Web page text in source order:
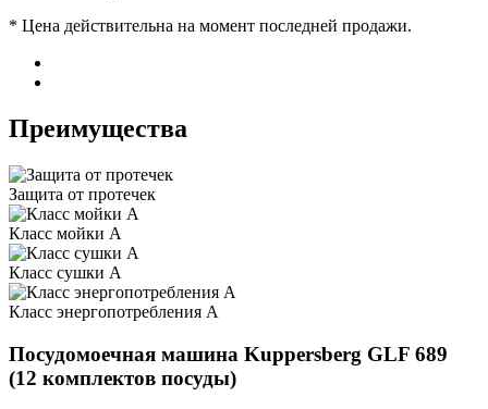
* Цена действительна на момент последней продажи.
Преимущества
Защита от протечек
Класс мойки A
Класс сушки A
Класс энергопотребления A
Посудомоечная машина Kuppersberg GLF 689
(12 комплектов посуды)